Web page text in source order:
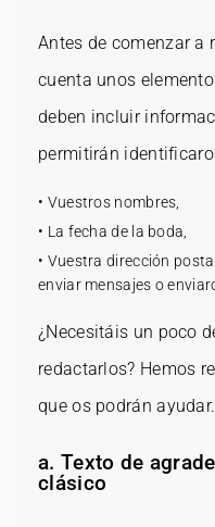
Antes de comenzar a
cuenta unos
deben incluir
permitirán
• Vuestros nombres,
• La fecha de la boda,
• Vuestra dirección
enviar mensajes o
¿Necesitáis un poco
redactarlos? Hemos
que os podrán ayudar.
a. Texto de
clásico